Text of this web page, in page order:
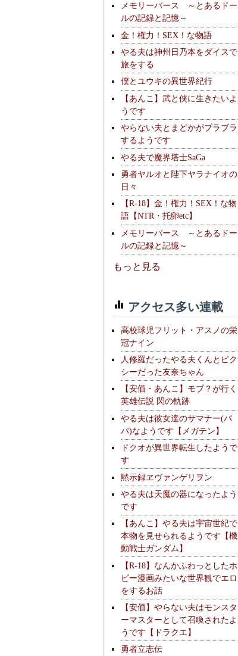
メモリーバース ～とあるドー
ルの記録と記憶～
金！権力！SEX！な物語
やる夫は神州日乃本をダイスで
旅をする
僕とユウキの異世界紀行
【あんこ】武と侠に生きたいよ
うです
やらない夫とまどかがブラブラ
するようです
やる夫で魔界塔士SaGa
勇者ヤルオと陛下ヤラナイオの
日々
【R-18】金！権力！SEX！な物
語【NTR・托卵etc】
メモリーバース ～とあるドー
ルの記録と記憶～
もっと見る
アクセス多い連載
高校球児フリット・アスノの栄
冠ナイン
人修羅だったやる夫くんとピク
シーだった友奈ちゃん
【安価・あんこ】モブ？が行く
英雄伝説 閃の軌跡
やる夫は彼女達のサマナー(パ
パ)なようです【メガテン】
ドクオが異世界転生したようで
す
黙示録ヱヴァンゲリヲン
やる夫は天魔の器になったよう
です
【あんこ】やる夫は宇宙世紀で
本物を見せられるようです【機
動戦士ガンダム】
【R-18】なんかふわっとしたホ
ビー漫画みたいな世界観でエロ
をするお話
【安価】やらない夫はモンスタ
ーマスターとして召喚されたよ
うです【ドラクエ】
勇者立志伝